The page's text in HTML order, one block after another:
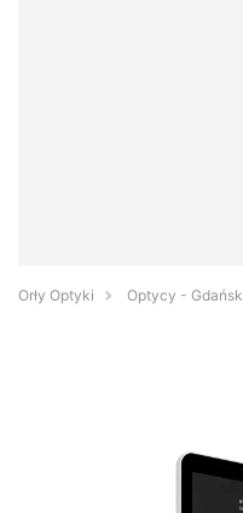
Orły Optyki Optycy - Gdańsk